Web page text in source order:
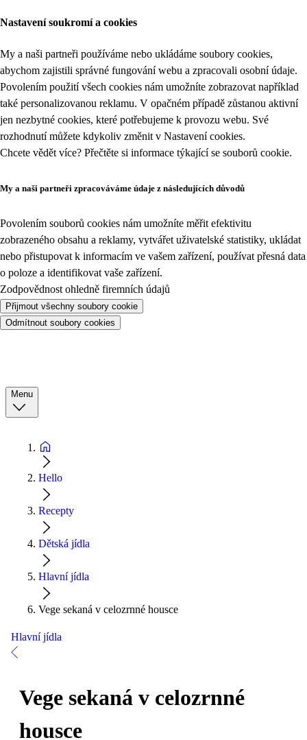
Nastavení soukromí a cookies
My a naši partneři používáme nebo ukládáme soubory cookies,
abychom zajistili správné fungování webu a zpracovali osobní údaje.
Povolením použití všech cookies nám umožníte zobrazovat například
také personalizovanou reklamu. V opačném případě zůstanou aktivní
jen nezbytné cookies, které potřebujeme k provozu webu. Své
rozhodnutí můžete kdykoliv změnit v Nastavení cookies.
Chcete vědět více? Přečtěte si informace týkající se souborů cookie.
My a naši partneři zpracováváme údaje z následujících důvodů
Povolením souborů cookies nám umožníte měřit efektivitu
zobrazeného obsahu a reklamy, vytvářet uživatelské statistiky, ukládat
nebo přistupovat k informacím ve vašem zařízení, používat přesná data
o poloze a identifikovat vaše zařízení.
Zodpovědnost ohledně firemních údajů
Přijmout všechny soubory cookie
Odmítnout soubory cookies
Menu
Hello
Recepty
Dětská jídla
Hlavní jídla
Vege sekaná v celozrnné housce
Hlavní jídla
Vege sekaná v celozrnné
housce